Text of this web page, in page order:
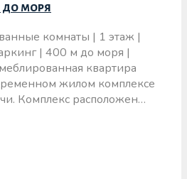
до моря
комнаты | 1 этаж |
| 400 м до моря |
квартира
жилом комплексе
Комплекс расположен…